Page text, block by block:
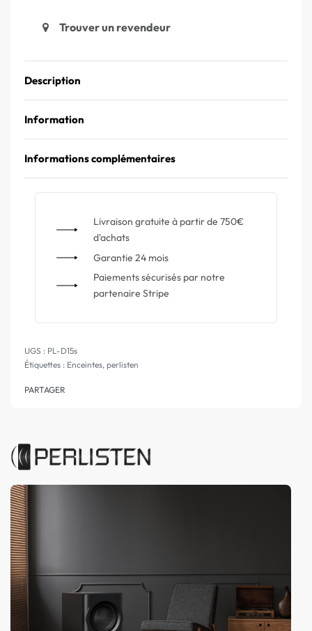
Trouver un revendeur
Description
Information
Informations complémentaires
Livraison gratuite à partir de 750€
d'achats
Garantie 24 mois
Paiements sécurisés par notre
partenaire Stripe
PL-D15s
Étiquettes : Enceintes, perlisten
PARTAGER